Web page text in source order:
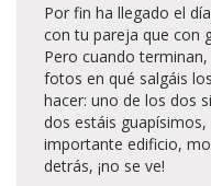
Por fin ha llegado el
con tu pareja que con
Pero cuando
fotos en qué salgáis
hacer: uno de los dos
dos estáis
importante edificio,
detrás, ¡no se ve!